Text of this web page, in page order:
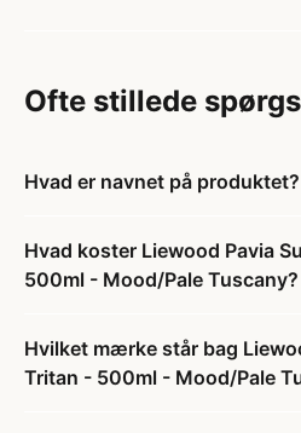
Ofte stillede
Hvad er navnet på produktet?
Hvad koster Liewood Pavia
500ml - Mood/Pale Tuscany?
Hvilket mærke står bag
Tritan - 500ml - Mood/Pale